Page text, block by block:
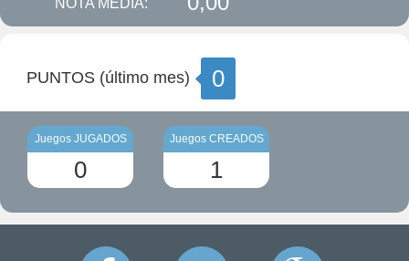
NOTA MEDIA:
PUNTOS (último mes) 0
Juegos JUGADOS
0
Juegos CREADOS
1